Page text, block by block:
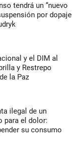
tendrá un “nuevo
por dopaje
y el DIM al
y Restrepo
la Paz
ilegal de un
para el dolor:
su consumo